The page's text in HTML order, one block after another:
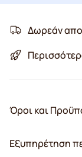
Δωρεάν
Όροι και
Εξυπηρέτηση